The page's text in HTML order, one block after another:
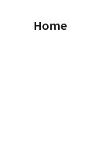
Home